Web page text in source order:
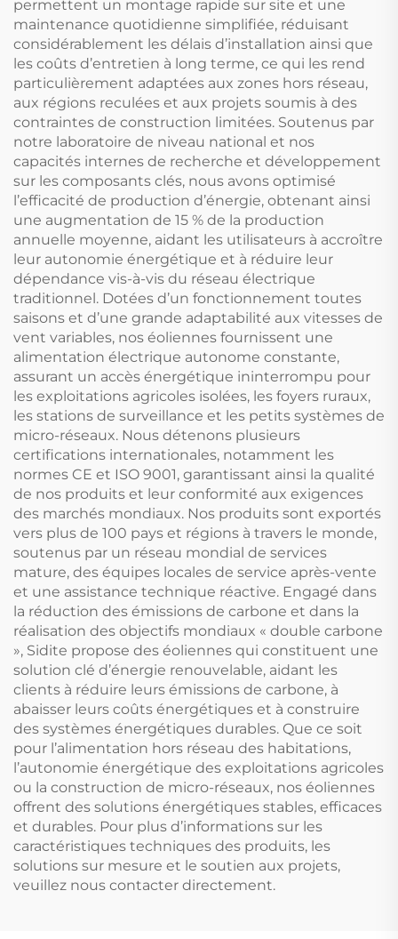
permettent un montage rapide sur site et une
maintenance quotidienne simplifiée, réduisant
considérablement les délais d’installation ainsi que
les coûts d’entretien à long terme, ce qui les rend
particulièrement adaptées aux zones hors réseau,
aux régions reculées et aux projets soumis à des
contraintes de construction limitées. Soutenus par
notre laboratoire de niveau national et nos
capacités internes de recherche et développement
sur les composants clés, nous avons optimisé
l’efficacité de production d’énergie, obtenant ainsi
une augmentation de 15 % de la production
annuelle moyenne, aidant les utilisateurs à accroître
leur autonomie énergétique et à réduire leur
dépendance vis-à-vis du réseau électrique
traditionnel. Dotées d’un fonctionnement toutes
saisons et d’une grande adaptabilité aux vitesses de
vent variables, nos éoliennes fournissent une
alimentation électrique autonome constante,
assurant un accès énergétique ininterrompu pour
les exploitations agricoles isolées, les foyers ruraux,
les stations de surveillance et les petits systèmes de
micro-réseaux. Nous détenons plusieurs
certifications internationales, notamment les
normes CE et ISO 9001, garantissant ainsi la qualité
de nos produits et leur conformité aux exigences
des marchés mondiaux. Nos produits sont exportés
vers plus de 100 pays et régions à travers le monde,
soutenus par un réseau mondial de services
mature, des équipes locales de service après-vente
et une assistance technique réactive. Engagé dans
la réduction des émissions de carbone et dans la
réalisation des objectifs mondiaux « double carbone
», Sidite propose des éoliennes qui constituent une
solution clé d’énergie renouvelable, aidant les
clients à réduire leurs émissions de carbone, à
abaisser leurs coûts énergétiques et à construire
des systèmes énergétiques durables. Que ce soit
pour l’alimentation hors réseau des habitations,
l’autonomie énergétique des exploitations agricoles
ou la construction de micro-réseaux, nos éoliennes
offrent des solutions énergétiques stables, efficaces
et durables. Pour plus d’informations sur les
caractéristiques techniques des produits, les
solutions sur mesure et le soutien aux projets,
veuillez nous contacter directement.